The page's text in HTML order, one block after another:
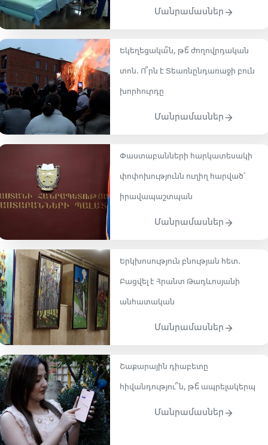
Մանրամասներ
Եկեղեցակա՞ն, թե՞ ժողովրդական
տոն․ Ո՞րն է Տեառնընդառաջի բուն
խորհուրդը
Մանրամասներ
Փաստաբանների հարկատեսակի
փոփոխությունն ուղիղ հարված՝
իրավապաշտպան
Մանրամասներ
Երկխոսություն բնության հետ․
Բացվել է Հրանտ Թադևոսյանի
անհատական
Մանրամասներ
Շաքարային դիաբետը
հիվանդությու՞ն, թե՞ ապրելակերպ
Մանրամասներ